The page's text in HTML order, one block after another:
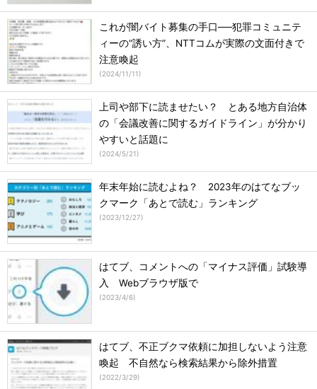
これが闇バイト募集の手口──犯罪コミュニテ
ィーの“誘い方”、NTTコムが実際の文面付きで
注意喚起
(2024/11/11)
上司や部下に読ませたい？ とある地方自治体
の「会議改善に関するガイドライン」が分かり
やすいと話題に
(2024/5/21)
年末年始に読むよね？ 2023年のはてなブッ
クマーク「あとで読む」ランキング
(2023/12/27)
はてブ、コメントへの「マイナス評価」試験導
入 Webブラウザ版で
(2023/4/6)
はてブ、不正ブクマ依頼に加担しないよう注意
喚起 不自然なら検索結果から除外措置
(2022/3/29)